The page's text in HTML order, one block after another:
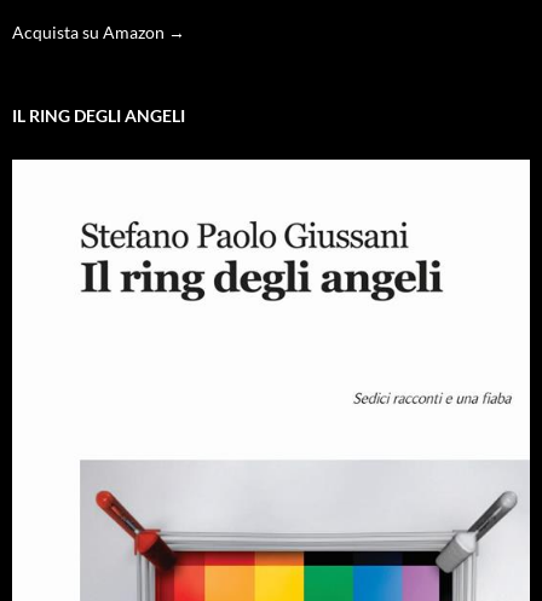
Acquista su Amazon →
IL RING DEGLI ANGELI